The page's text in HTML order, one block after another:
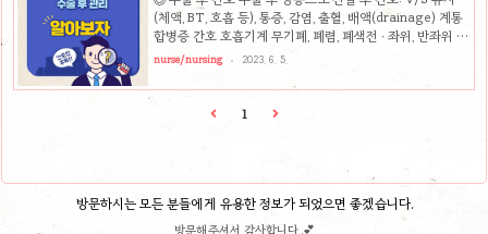
Pulmonology ( PM / PD ) 류머티즘내과 :
Rheumatology ( RH ) 혈액종양내과 : ..
(체액, BT, 호흡 등), 통증, 감염, 출혈, 배액(drainage) 계통
합병증 간호 호흡기계 무기폐, 폐렴, 폐색전 ∙ 좌위, 반좌위 유
지, 적절한 체위유지, 체위변경 ∙ 호흡기 합병증 (무기폐, 폐
spirometer 사용 격려 ∙ 운동 및 조기이상 ∙ 수분공급, 가습,
두드리기와 진동, suction ∙ 객담용해제 투여 원인: 마취, 폐
침상안정은 정맥정체  혈액응고 증가  혈전형성 ∙ 예방 :
수술 후 다리운동, 조기이상, 다리를 ..
nurse/nursing 2023. 6. 5.
1
방문하시는 모든 분들에게 유용한 정보가 되었으면 좋겠습니다.
방문해주셔서 감사합니다 .💕